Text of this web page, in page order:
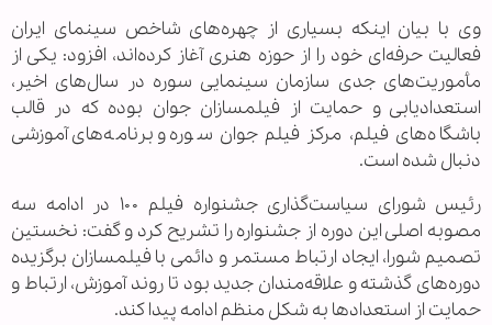
وی با بیان اینکه بسیاری از چهره‌های شاخص سینمای ایران
فعالیت حرفه‌ای خود را از حوزه هنری آغاز کرده‌اند، افزود: یکی از
مأموریت‌های جدی سازمان سینمایی سوره در سال‌های اخیر،
استعدادیابی و حمایت از فیلمسازان جوان بوده که در قالب
باشگاه‌های فیلم، مرکز فیلم جوان سوره و برنامه‌های آموزشی
دنبال شده است.
رئیس شورای سیاست‌گذاری جشنواره فیلم ۱۰۰ در ادامه سه
مصوبه اصلی این دوره از جشنواره را تشریح کرد و گفت: نخستین
تصمیم شورا، ایجاد ارتباط مستمر و دائمی با فیلمسازان برگزیده
دوره‌های گذشته و علاقه‌مندان جدید بود تا روند آموزش، ارتباط و
حمایت از استعدادها به شکل منظم ادامه پیدا کند.